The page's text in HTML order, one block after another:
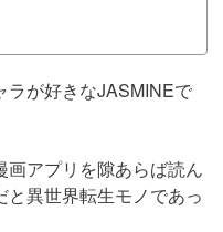
ラが好きなJASMINEで
アプリを隙あらば読ん
異世界転生モノであっ